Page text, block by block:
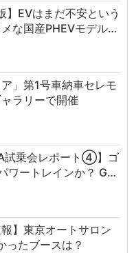
】EVはまだ不安という
メな国産PHEVモデル…
」第1号車納車セレモ
ラリーで開催
試乗会レポート④】ゴ
ワートレインか？ G…
報】東京オートサロン
ったブースは？